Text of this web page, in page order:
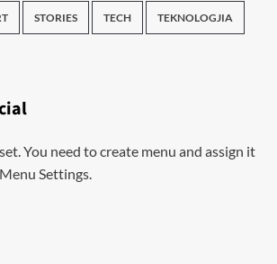
STORIES TECH TEKNOLOGJIA
You need to create menu and assign it
Settings.